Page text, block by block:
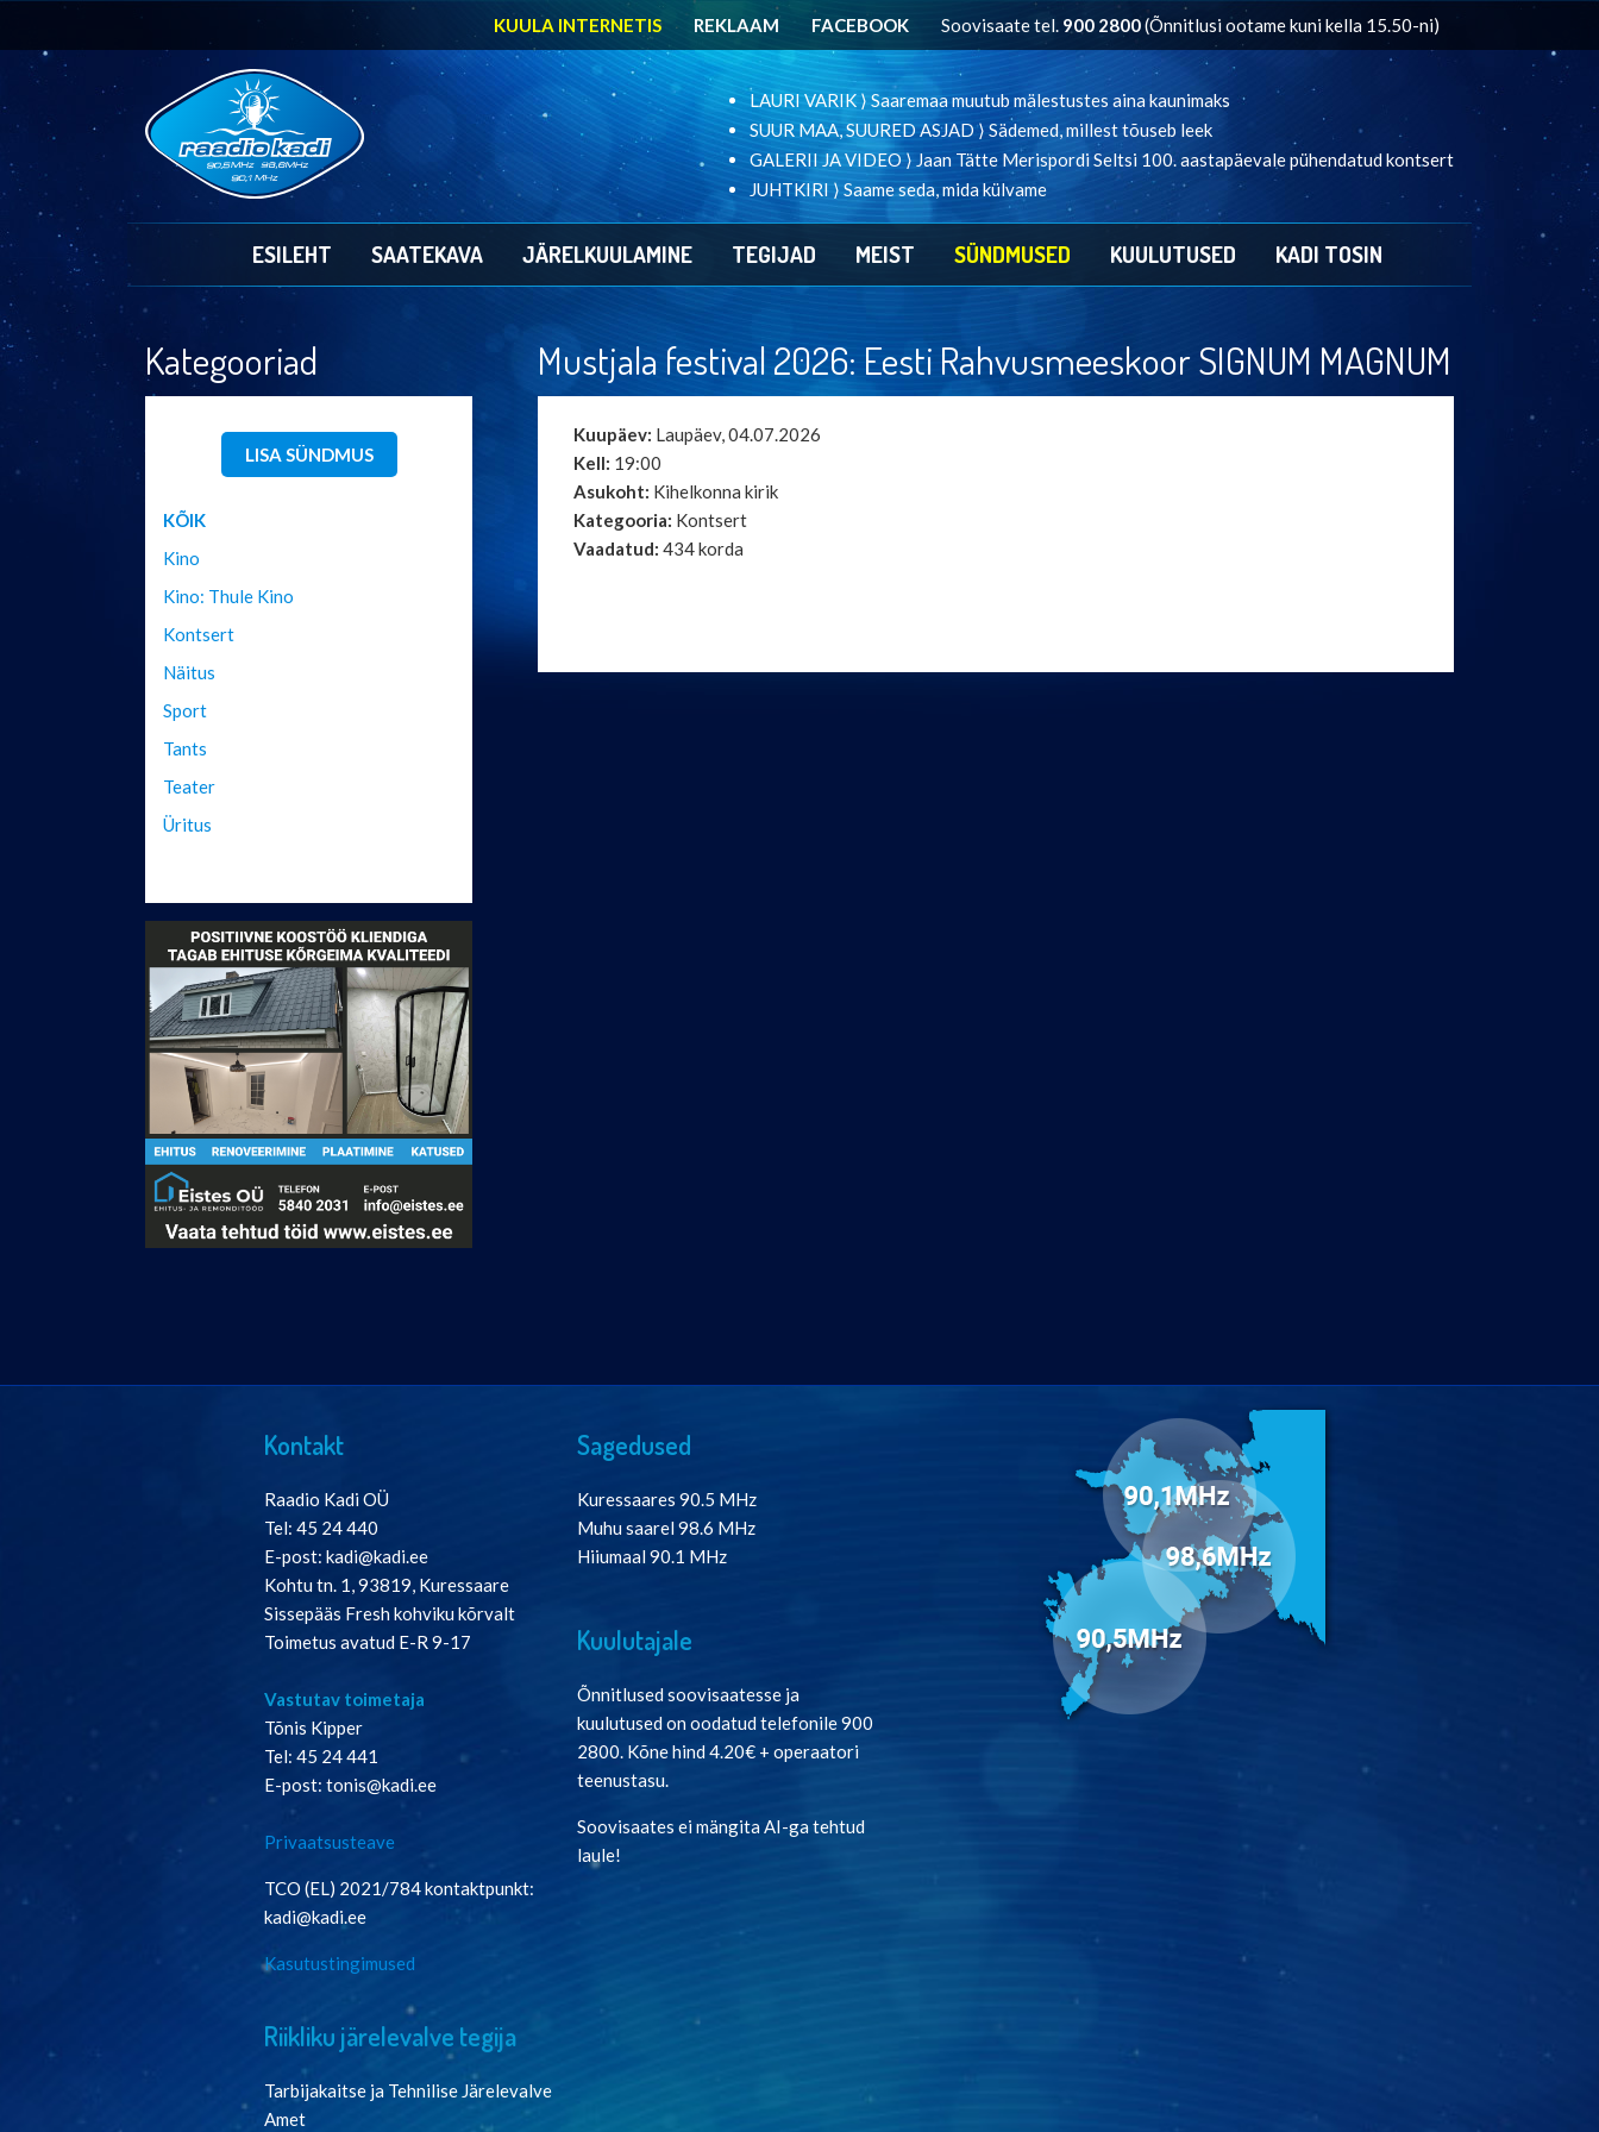
KUULA INTERNETIS REKLAAM FACEBOOK Soovisaate tel. 900 2800(Õnnitlusi ootame kuni kella 15.50-ni)
LAURI VARIK ⟩ Saaremaa muutub mälestustes aina kaunimaks
SUUR MAA, SUURED ASJAD ⟩ Sädemed, millest tõuseb leek
GALERII JA VIDEO ⟩ Jaan Tätte Merispordi Seltsi 100. aastapäevale pühendatud kontsert
JUHTKIRI ⟩ Saame seda, mida külvame
ESILEHT SAATEKAVA JÄRELKUULAMINE TEGIJAD MEIST SÜNDMUSED KUULUTUSED KADI TOSIN
Kategooriad
LISA SÜNDMUS
KÕIK
Kino
Kino: Thule Kino
Kontsert
Näitus
Sport
Tants
Teater
Üritus
Mustjala festival 2026: Eesti Rahvusmeeskoor SIGNUM MAGNUM
Kuupäev: Laupäev, 04.07.2026
Kell: 19:00
Asukoht: Kihelkonna kirik
Kategooria: Kontsert
Vaadatud: 434 korda
Kontakt
Raadio Kadi OÜ
Tel: 45 24 440
E-post: kadi@kadi.ee
Kohtu tn. 1, 93819, Kuressaare
Sissepääs Fresh kohviku kõrvalt
Toimetus avatud E-R 9-17
Vastutav toimetaja
Tõnis Kipper
Tel: 45 24 441
E-post: tonis@kadi.ee
Privaatsusteave
TCO (EL) 2021/784 kontaktpunkt:
kadi@kadi.ee
Kasutustingimused
Sagedused
Kuressaares 90.5 MHz
Muhu saarel 98.6 MHz
Hiiumaal 90.1 MHz
Kuulutajale
Õnnitlused soovisaatesse ja
kuulutused on oodatud telefonile 900
2800. Kõne hind 4.20€ + operaatori
teenustasu.
Soovisaates ei mängita AI-ga tehtud
laule!
Riikliku järelevalve tegija
Tarbijakaitse ja Tehnilise Järelevalve
Amet